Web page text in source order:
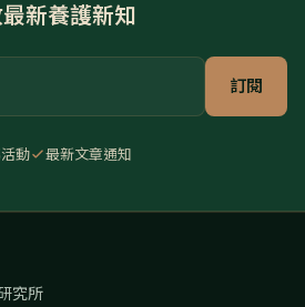
新養護新知
訂閱
動 最新文章通知
究所